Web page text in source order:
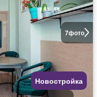
7фото
Новостройка